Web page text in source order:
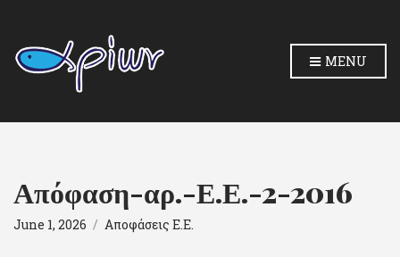
MENU
Απόφαση-αρ.-Ε.Ε.-2-2016
June 1, 2026 Αποφάσεις Ε.Ε.